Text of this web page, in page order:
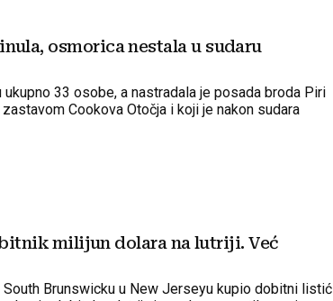
osmorica nestala u sudaru
ukupno 33 osobe, a nastradala je posada broda Piri
Cookova Otočja i koji je nakon sudara
milijun dolara na lutriji. Već
Brunswicku u New Jerseyu kupio dobitni listić